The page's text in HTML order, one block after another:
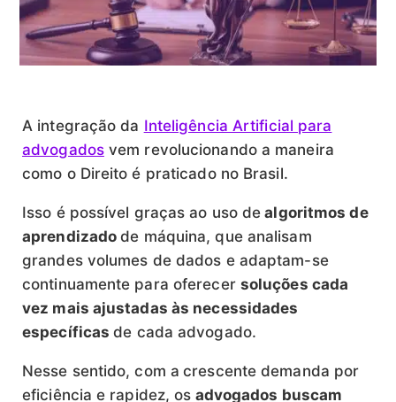
A integração da Inteligência Artificial para
advogadosvem revolucionando a maneira
como o Direito é praticado no Brasil.
Isso é possível graças ao uso de algoritmos de
aprendizadode máquina, que analisam
grandes volumes de dados e adaptam-se
continuamente para oferecer soluções cada
vez mais ajustadas às necessidades
específicasde cada advogado.
Nesse sentido, com a crescente demanda por
eficiência e rapidez, os advogados buscam